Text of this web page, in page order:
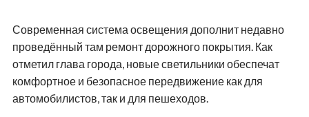
Современная система освещения дополнит недавно
проведённый там ремонт дорожного покрытия. Как
отметил глава города, новые светильники обеспечат
комфортное и безопасное передвижение как для
автомобилистов, так и для пешеходов.